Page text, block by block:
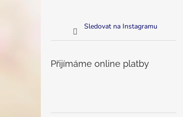
Sledovat na Instagramu
Přijímáme online platby